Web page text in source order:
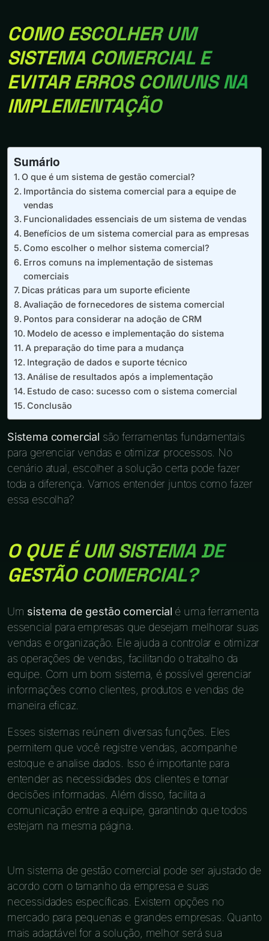
COMO ESCOLHER UM
SISTEMA COMERCIAL E
EVITAR ERROS COMUNS NA
IMPLEMENTAÇÃO
Sumário
O que é um sistema de gestão comercial?
Importância do sistema comercial para a equipe de
vendas
Funcionalidades essenciais de um sistema de vendas
Benefícios de um sistema comercial para as empresas
Como escolher o melhor sistema comercial?
Erros comuns na implementação de sistemas
comerciais
Dicas práticas para um suporte eficiente
Avaliação de fornecedores de sistema comercial
Pontos para considerar na adoção de CRM
Modelo de acesso e implementação do sistema
A preparação do time para a mudança
Integração de dados e suporte técnico
Análise de resultados após a implementação
Estudo de caso: sucesso com o sistema comercial
Conclusão
Sistema comercial são ferramentas fundamentais
para gerenciar vendas e otimizar processos. No
cenário atual, escolher a solução certa pode fazer
toda a diferença. Vamos entender juntos como fazer
essa escolha?
O QUE É UM SISTEMA DE
GESTÃO COMERCIAL?
Um sistema de gestão comercial é uma ferramenta
essencial para empresas que desejam melhorar suas
vendas e organização. Ele ajuda a controlar e otimizar
as operações de vendas, facilitando o trabalho da
equipe. Com um bom sistema, é possível gerenciar
informações como clientes, produtos e vendas de
maneira eficaz.
Esses sistemas reúnem diversas funções. Eles
permitem que você registre vendas, acompanhe
estoque e analise dados. Isso é importante para
entender as necessidades dos clientes e tomar
decisões informadas. Além disso, facilita a
comunicação entre a equipe, garantindo que todos
estejam na mesma página.
Um sistema de gestão comercial pode ser ajustado de
acordo com o tamanho da empresa e suas
necessidades específicas. Existem opções no
mercado para pequenas e grandes empresas. Quanto
mais adaptável for a solução, melhor será sua